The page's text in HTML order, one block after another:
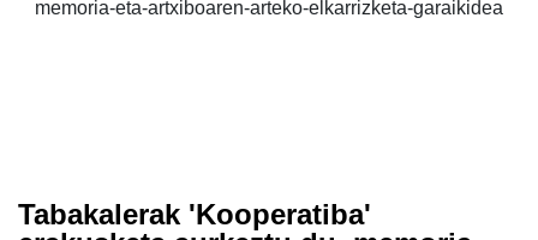
Tabakalerak 'Kooperatiba'